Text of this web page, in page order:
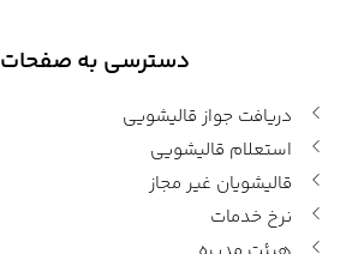
دسترسی به صفحات
دریافت جواز قالیشویی
استعلام قالیشویی
قالیشویان غیر مجاز
نرخ خدمات